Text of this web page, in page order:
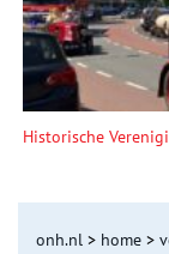
Historische
onh.nl > home >